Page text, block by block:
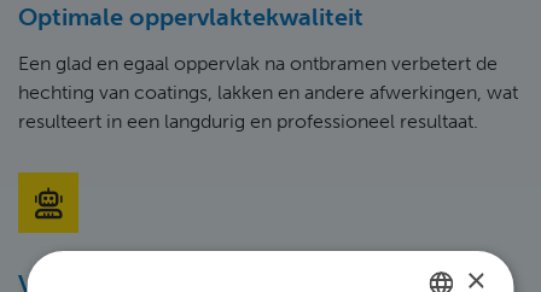
Optimale oppervlaktekwaliteit
Een glad en egaal oppervlak na ontbramen verbetert de
hechting van coatings, lakken en andere afwerkingen, wat
resulteert in een langdurig en professioneel resultaat.
Verminderde slijtage ×